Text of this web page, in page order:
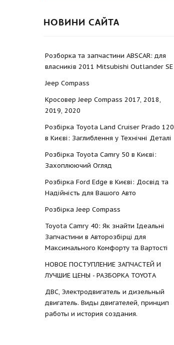
НОВИНИ САЙТА
Розборка та запчастини ABSCAR: для
власників 2011 Mitsubishi Outlander SE
Jeep Compass
Кросовер Jeep Compass 2017, 2018,
2019, 2020
Розбірка Toyota Land Cruiser Prado 120
в Києві: Заглиблення у Технічні Деталі
Розбірка Toyota Camry 50 в Києві:
Захоплюючий Огляд
Розбірка Ford Edge в Києві: Досвід та
Надійність для Вашого Авто
Розбірка Jeep Compass
Toyota Camry 40: Як знайти Ідеальні
Запчастини в Авторозбірці для
Максимального Комфорту та Вартості
НОВОЕ ПОСТУПЛЕНИЕ ЗАПЧАСТЕЙ И
ЛУЧШИЕ ЦЕНЫ - РАЗБОРКА TOYOTА
ДВС, Электродвигатель и дизельный
двигатель. Виды двигателей, принцип
работы и история создания.